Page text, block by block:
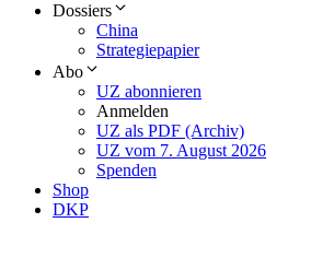
Dossiers
China
Strategiepapier
Abo
UZ abonnieren
Anmelden
UZ als PDF (Archiv)
UZ vom 7. August 2026
Spenden
Shop
DKP